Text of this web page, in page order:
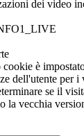
dei video
cookie è
dell'utente per
se il
la vecchia